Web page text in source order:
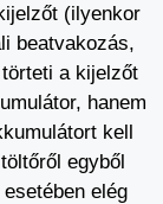
(ilyenkor
beatvakozás,
a kijelzőt
hanem
kell
egyből
elég